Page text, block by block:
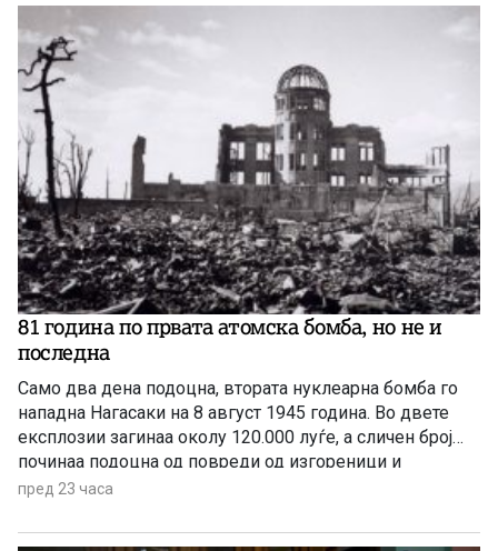
81 година по првата атомска бомба, но не и
последна
Само два дена подоцна, втората нуклеарна бомба го
нападна Нагасаки на 8 август 1945 година. Во двете
експлозии загинаа околу 120.000 луѓе, а сличен број
починаа подоцна од повреди од изгореници и
радијација, а зад себе оставија 650.000 преживеани
пред 23 часа